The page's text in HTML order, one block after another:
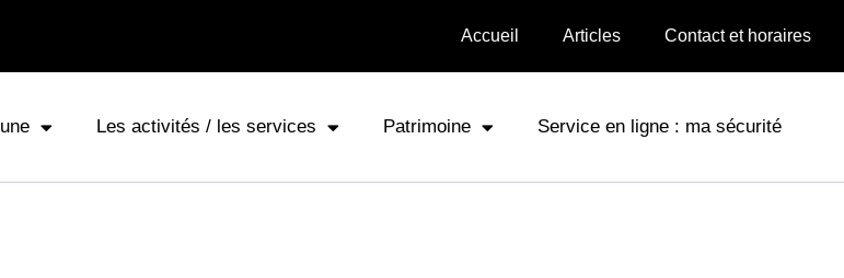
Accueil Articles Contact et horaires
Les activités / les services Patrimoine Service en ligne : ma sécurité